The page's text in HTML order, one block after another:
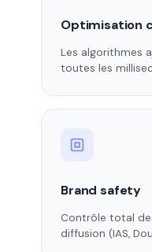
Optimisation
Les algorithmes
toutes les
Brand safety
Contrôle total
diffusion (IAS,